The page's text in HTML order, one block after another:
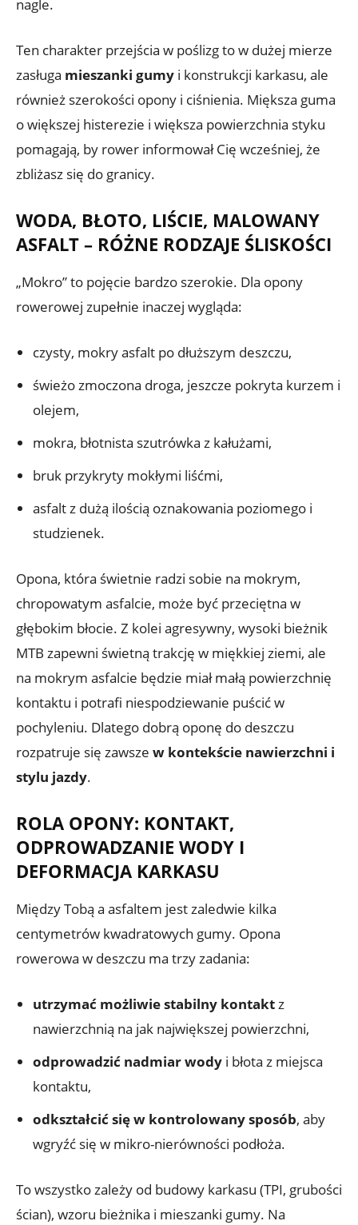
nagle.
Ten charakter przejścia w poślizg to w dużej mierze
zasługa mieszanki gumy i konstrukcji karkasu, ale
również szerokości opony i ciśnienia. Miększa guma
o większej histerezie i większa powierzchnia styku
pomagają, by rower informował Cię wcześniej, że
zbliżasz się do granicy.
WODA, BŁOTO, LIŚCIE, MALOWANY
ASFALT – RÓŻNE RODZAJE ŚLISKOŚCI
„Mokro” to pojęcie bardzo szerokie. Dla opony
rowerowej zupełnie inaczej wygląda:
czysty, mokry asfalt po dłuższym deszczu,
świeżo zmoczona droga, jeszcze pokryta kurzem i
olejem,
mokra, błotnista szutrówka z kałużami,
bruk przykryty mokłymi liśćmi,
asfalt z dużą ilością oznakowania poziomego i
studzienek.
Opona, która świetnie radzi sobie na mokrym,
chropowatym asfalcie, może być przeciętna w
głębokim błocie. Z kolei agresywny, wysoki bieżnik
MTB zapewni świetną trakcję w miękkiej ziemi, ale
na mokrym asfalcie będzie miał małą powierzchnię
kontaktu i potrafi niespodziewanie puścić w
pochyleniu. Dlatego dobrą oponę do deszczu
rozpatruje się zawsze w kontekście nawierzchni i
stylu jazdy.
ROLA OPONY: KONTAKT,
ODPROWADZANIE WODY I
DEFORMACJA KARKASU
Między Tobą a asfaltem jest zaledwie kilka
centymetrów kwadratowych gumy. Opona
rowerowa w deszczu ma trzy zadania:
utrzymać możliwie stabilny kontakt z
nawierzchnią na jak największej powierzchni,
odprowadzić nadmiar wody i błota z miejsca
kontaktu,
odkształcić się w kontrolowany sposób, aby
wgryźć się w mikro-nierówności podłoża.
To wszystko zależy od budowy karkasu (TPI, grubości
ścian), wzoru bieżnika i mieszanki gumy. Na